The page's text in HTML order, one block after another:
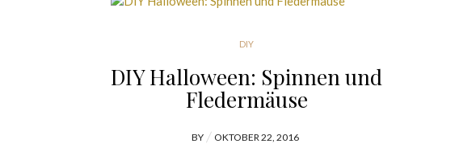
DIY
DIY Halloween: Spinnen und
Fledermäuse
BY
POSTED
OKTOBER 22, 2016